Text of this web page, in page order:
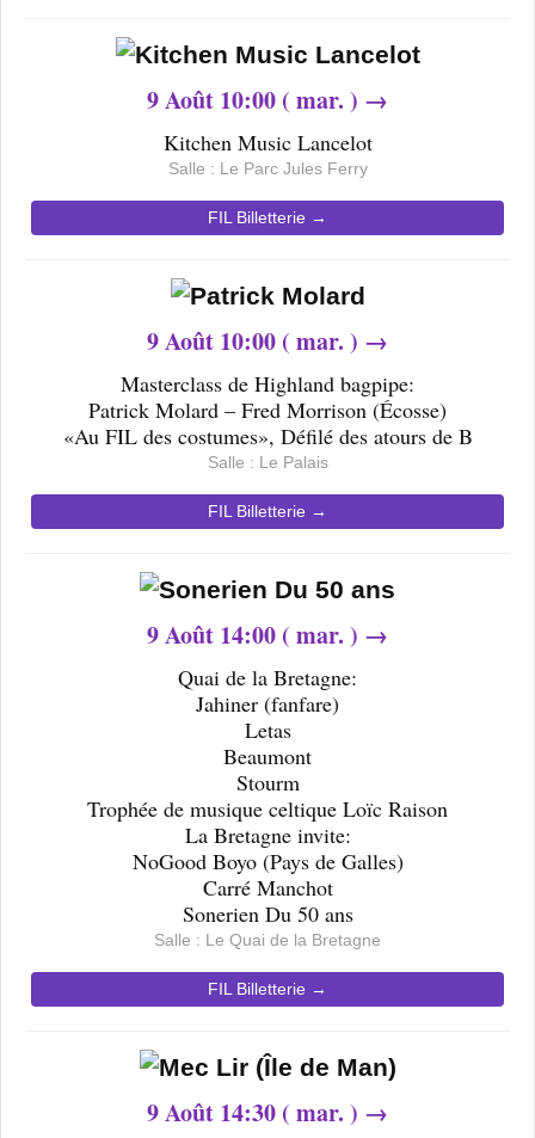
9Août 10:00 ( mar. ) →
Kitchen Music Lancelot
Salle : Le Parc Jules Ferry
FIL Billetterie →
9Août 10:00 ( mar. ) →
Masterclass de Highland bagpipe:
Patrick Molard – Fred Morrison (Écosse)
«Au FIL des costumes», Défilé des atours de B
Salle : Le Palais
FIL Billetterie →
9Août 14:00 ( mar. ) →
Quai de la Bretagne:
Jahiner (fanfare)
Letas
Beaumont
Stourm
Trophée de musique celtique Loïc Raison
La Bretagne invite:
NoGood Boyo (Pays de Galles)
Carré Manchot
Sonerien Du 50 ans
Salle : Le Quai de la Bretagne
FIL Billetterie →
9Août 14:30 ( mar. ) →